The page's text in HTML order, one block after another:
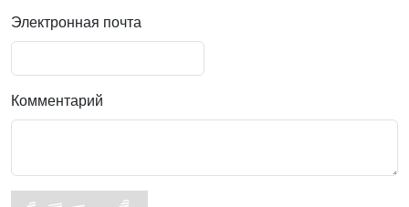
Электронная почта
Комментарий